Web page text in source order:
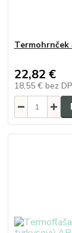
Termohrnček
22,82 €
18,55 € bez